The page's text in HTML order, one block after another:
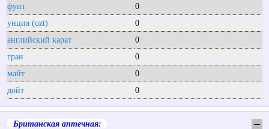
фунт
0
унция (ozt)
0
английский карат
0
гран
0
майт
0
дойт
0
Британская аптечная: ─